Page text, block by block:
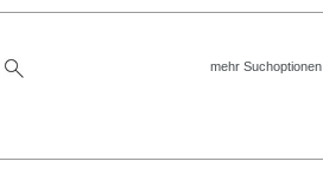
mehr Suchoptionen